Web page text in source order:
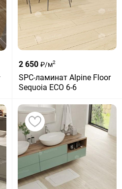
2 650 ₽/м2
SPC-ламинат Alpine Floor
Sequoia ЕСО 6-6